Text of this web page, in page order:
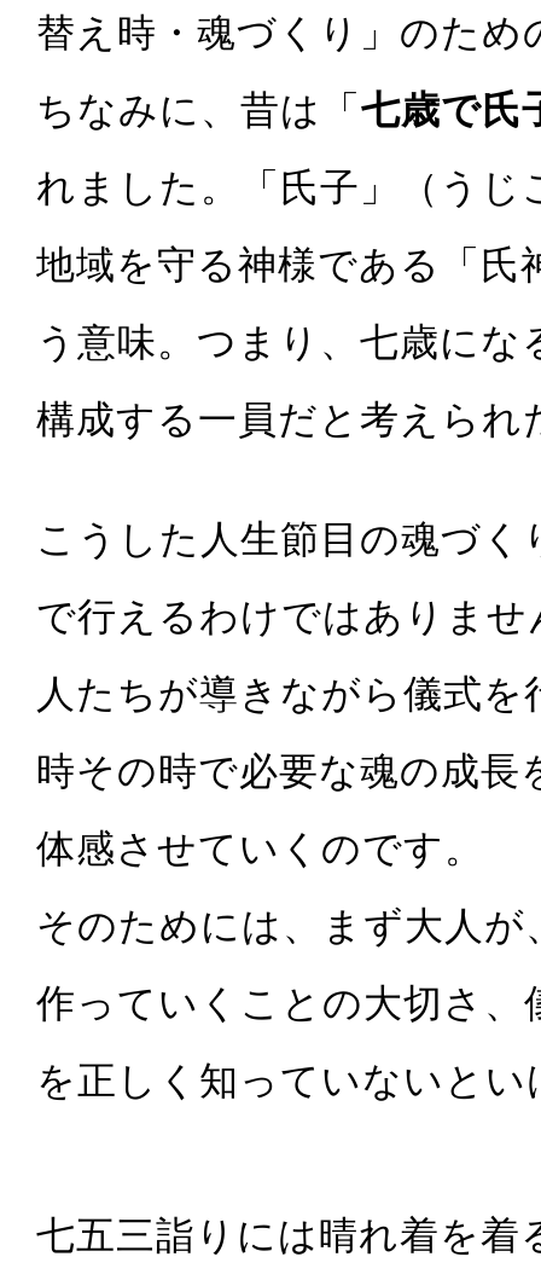
替え時・魂づくり」のため
ちなみに、昔は「七歳で氏
れました。「氏子」（う
地域を守る神様である「氏
う意味。つまり、七歳に
構成する一員だと考えられ
こうした人生節目の魂づ
で行えるわけではありま
人たちが導きながら儀式
時その時で必要な魂の成長
体感させていくのです。
そのためには、まず大人
作っていくことの大切さ、
を正しく知っていないと
七五三詣りには晴れ着を着